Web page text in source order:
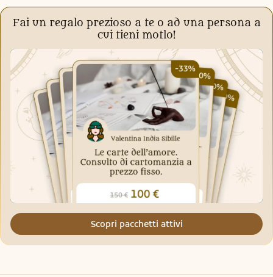
Fai un regalo prezioso a te o ad una persona a
cui tieni motlo!
Scopri pacchetti attivi